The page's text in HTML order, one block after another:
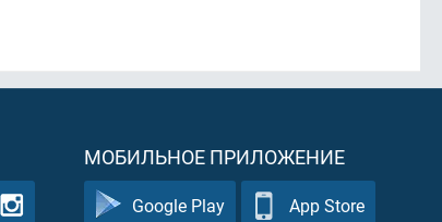
МОБИЛЬНОЕ ПРИЛОЖЕНИЕ
Google Play App Store